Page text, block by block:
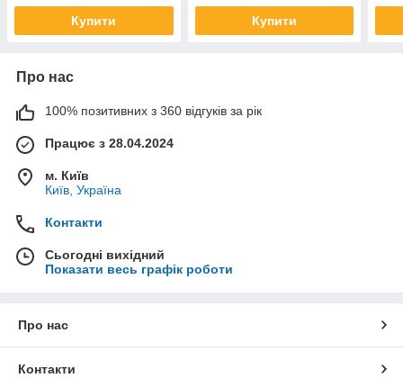
Купити Купити
Про нас
100% позитивних з 360 відгуків за рік
Працює з 28.04.2024
м. Київ
Київ, Україна
Контакти
Сьогодні вихідний
Показати весь графік роботи
Про нас
Контакти